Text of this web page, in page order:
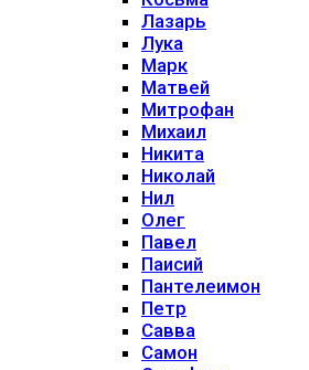
Лазарь
Лука
Марк
Матвей
Митрофан
Михаил
Никита
Николай
Нил
Олег
Павел
Паисий
Пантелеимон
Петр
Савва
Самон